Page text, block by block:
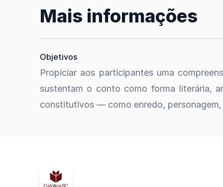
Mais informações
Objetivos
Propiciar aos participantes uma
sustentam o conto como forma literária,
constitutivos — como enredo,